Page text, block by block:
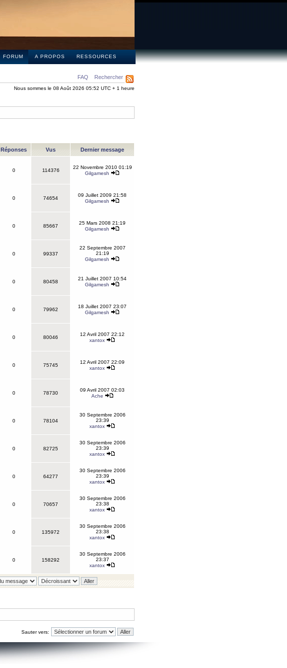
FORUM A PROPOS RESSOURCES
FAQ Rechercher
Nous sommes le 08 Août 2026 05:52 UTC + 1 heure
Réponses Vus Dernier message
0 114376
22 Novembre 2010 01:19
Gilgamesh
0 74654
09 Juillet 2009 21:58
Gilgamesh
0 85667
25 Mars 2008 21:19
Gilgamesh
0 99337
22 Septembre 2007
21:19
Gilgamesh
0 80458
21 Juillet 2007 10:54
Gilgamesh
0 79962
18 Juillet 2007 23:07
Gilgamesh
0 80046
12 Avril 2007 22:12
xantox
0 75745
12 Avril 2007 22:09
xantox
0 78730
09 Avril 2007 02:03
Ache
0 78104
30 Septembre 2006
23:39
xantox
0 82725
30 Septembre 2006
23:39
xantox
0 64277
30 Septembre 2006
23:39
xantox
0 70657
30 Septembre 2006
23:38
xantox
0 135972
30 Septembre 2006
23:38
xantox
0 158292
30 Septembre 2006
23:37
xantox
Sauter vers: